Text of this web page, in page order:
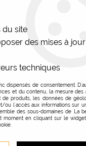
du site
des mises à
techniques
dispensés de consentement.
et du contenu, la mesure des
produits, les données de
l'accès aux informations sur un
des sous-domaines de La
moment en cliquant sur le